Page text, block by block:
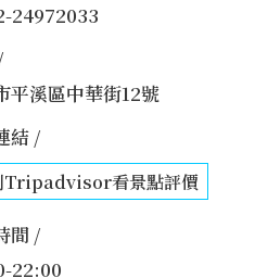
24972033
平溪區中華街12號
結 /
Tripadvisor看景點評價
間 /
22:00